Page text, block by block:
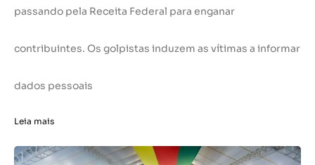
passando pela Receita Federal para enganar
contribuintes. Os golpistas induzem as vítimas a informar
dados pessoais
Leia mais